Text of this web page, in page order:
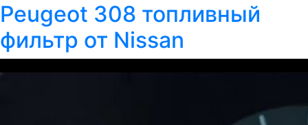
Peugeot 308 топливный
фильтр от Nissan